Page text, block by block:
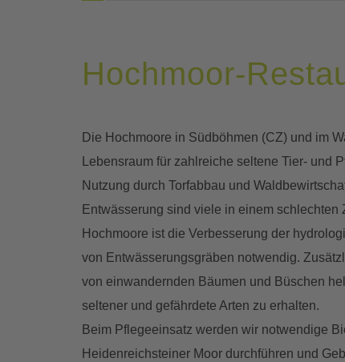
Hochmoor-
Die Hochmoore in Südböhmen (CZ) und im
Lebensraum für zahlreiche seltene Tier- und
Nutzung durch Torfabbau und
Entwässerung sind viele in einem schlechten
Hochmoore ist die Verbesserung der
von Entwässerungsgräben notwendig.
von einwandernden Bäumen und Büschen
seltener und gefährdete Arten zu erhalten.
Beim Pflegeeinsatz werden wir notwendige
Heidenreichsteiner Moor durchführen und